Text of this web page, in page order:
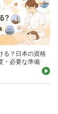
る？日本の資格
・必要な準備